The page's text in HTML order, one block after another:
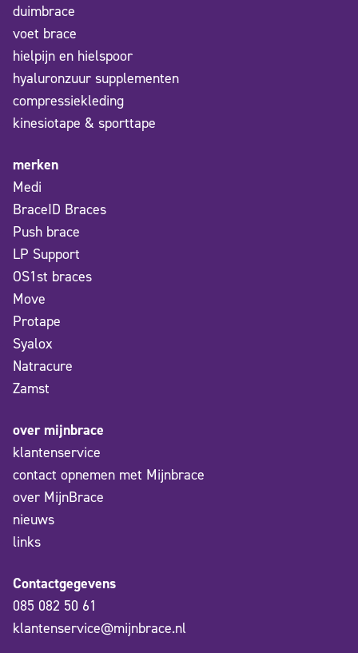
duimbrace
voet brace
hielpijn en hielspoor
hyaluronzuur supplementen
compressiekleding
kinesiotape & sporttape
merken
Medi
BraceID Braces
Push brace
LP Support
OS1st braces
Move
Protape
Syalox
Natracure
Zamst
over mijnbrace
klantenservice
contact opnemen met Mijnbrace
over MijnBrace
nieuws
links
Contactgegevens
085 082 50 61
klantenservice@mijnbrace.nl